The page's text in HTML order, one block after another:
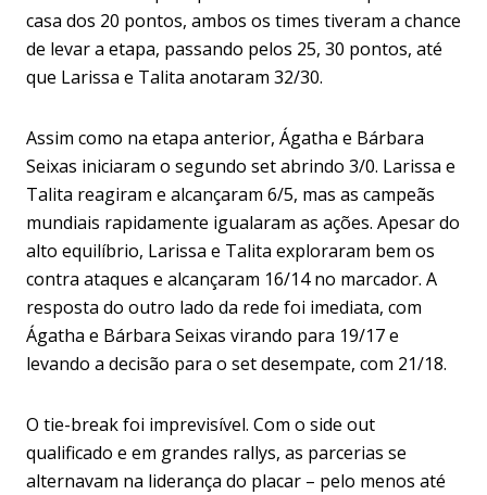
casa dos 20 pontos, ambos os times tiveram a chance
de levar a etapa, passando pelos 25, 30 pontos, até
que Larissa e Talita anotaram 32/30.
Assim como na etapa anterior, Ágatha e Bárbara
Seixas iniciaram o segundo set abrindo 3/0. Larissa e
Talita reagiram e alcançaram 6/5, mas as campeãs
mundiais rapidamente igualaram as ações. Apesar do
alto equilíbrio, Larissa e Talita exploraram bem os
contra ataques e alcançaram 16/14 no marcador. A
resposta do outro lado da rede foi imediata, com
Ágatha e Bárbara Seixas virando para 19/17 e
levando a decisão para o set desempate, com 21/18.
O tie-break foi imprevisível. Com o side out
qualificado e em grandes rallys, as parcerias se
alternavam na liderança do placar – pelo menos até